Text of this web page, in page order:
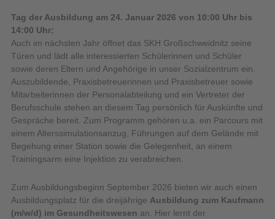
Tag der Ausbildung am 24. Januar 2026 von 10:00 Uhr bis
14:00 Uhr:
Auch im nächsten Jahr öffnet das SKH Großschweidnitz seine
Türen und lädt alle interessierten Schülerinnen und Schüler
sowie deren Eltern und Angehörige in unser Sozialzentrum ein.
Auszubildende, Praxisbetreuerinnen und Praxisbetreuer sowie
Mitarbeiterinnen der Personalabteilung und ein Vertreter der
Berufsschule stehen an diesem Tag persönlich für Auskünfte und
Gespräche bereit. Zum Programm gehören u.a. ein Parcours mit
einem Alterssimulationsanzug, Führungen auf dem Gelände mit
Begehung einer Station sowie die Gelegenheit, an einem
Trainingsarm eine Injektion zu verabreichen.
Zum Ausbildungsbeginn September 2026 bieten wir auch einen
Ausbildungsplatz für die dreijährige Ausbildung zum Kaufmann
(m/w/d) im Gesundheitswesen an. Hier lernt der